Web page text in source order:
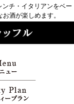
チ・イタリアンをベー
酒が楽しめます。